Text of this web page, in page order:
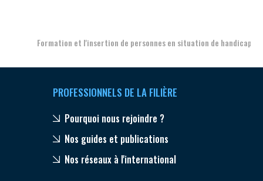
Formation et l'insertion de personnes en situation de handicap
PROFESSIONNELS DE LA FILIÈRE
Pourquoi nous rejoindre ?
Nos guides et publications
Nos réseaux à l'international